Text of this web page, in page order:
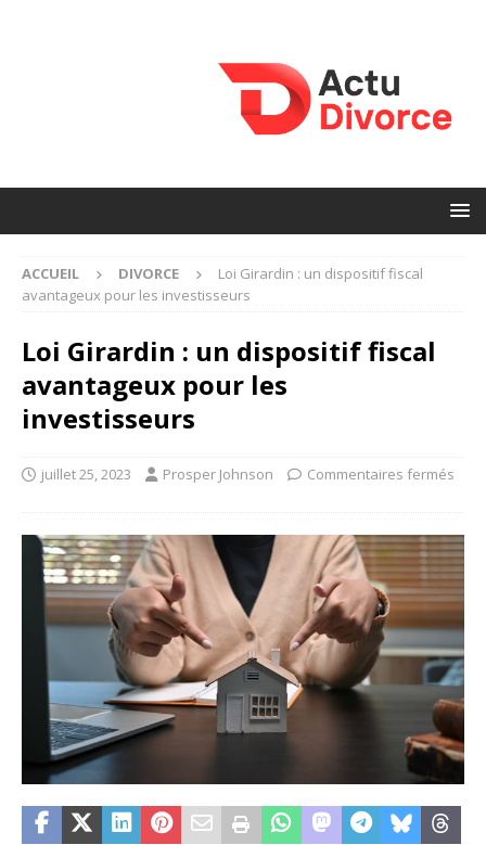
ACCUEIL DIVORCE
Loi Girardin : un dispositif fiscal
avantageux pour les investisseurs
Loi Girardin : un dispositif fiscal
avantageux pour les
investisseurs
juillet 25, 2023 Prosper Johnson Commentaires fermés